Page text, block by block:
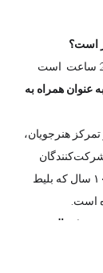
است؟
به عنوان همراه به
هنرجویان،
فضای رویداد صرفاً برای شرکت‌کنندگان
بزرگسال و کودکان بالای ۱۰ سال که بلیط
است.
با احترام، حضور کودکان زیر ۱۰ سال در